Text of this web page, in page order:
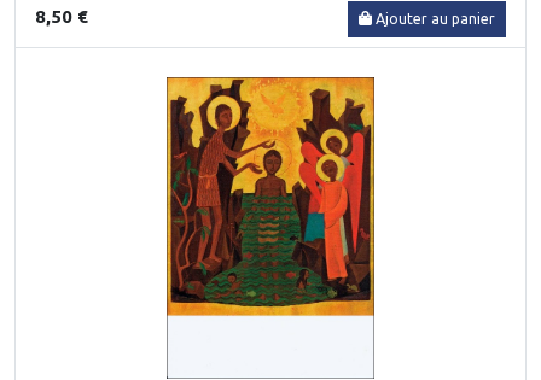
8,50 € Ajouter au panier